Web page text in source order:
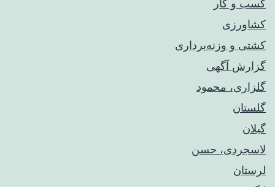
کسب و کار
کشاورزی
کشتی و وزنه‌برداری
گزارش آگهی
گلزاری، محمود
گلستان
گیلان
لاسجردی، حسن
لرستان